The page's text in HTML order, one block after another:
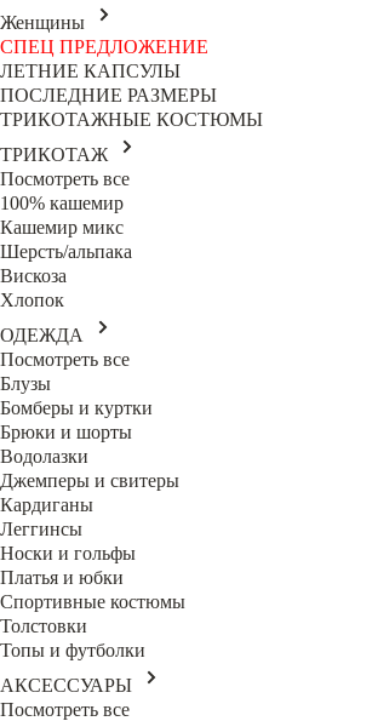
Женщины
СПЕЦ ПРЕДЛОЖЕНИЕ
ЛЕТНИЕ КАПСУЛЫ
ПОСЛЕДНИЕ РАЗМЕРЫ
ТРИКОТАЖНЫЕ КОСТЮМЫ
ТРИКОТАЖ
Посмотреть все
100% кашемир
Кашемир микс
Шерсть/альпака
Вискоза
Хлопок
ОДЕЖДА
Посмотреть все
Блузы
Бомберы и куртки
Брюки и шорты
Водолазки
Джемперы и свитеры
Кардиганы
Леггинсы
Носки и гольфы
Платья и юбки
Спортивные костюмы
Толстовки
Топы и футболки
АКСЕССУАРЫ
Посмотреть все